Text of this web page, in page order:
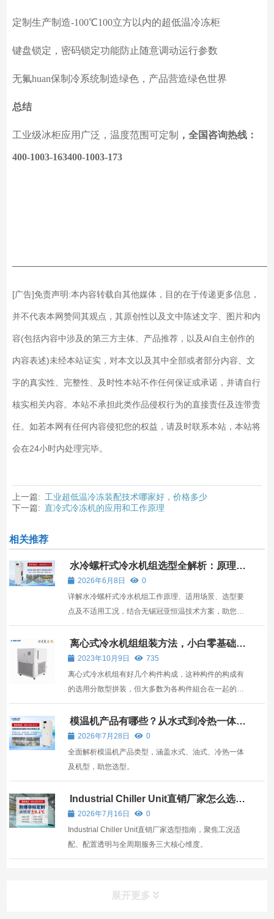
定制生产制造-100℃100立方以内的超低温冷冻柜
键盘锁定，密码锁定功能防止随意调动运行参数
无氟huan保制冷系统制造绿色，产品营造绿色世界
总结
工业级冰柜应用广泛，温度范围可定制 ，全国咨询热线：
400-1003-163400-1003-173
[广告]免责声明:本内容转载自其他媒体，目的在于传递更多信息，
并不代表本网赞同其观点，其原创性以及文中陈述文字、图片和内
容(包括内容中涉及的第三方主体、产品推荐，以及AI自主创作的
内容表述)未经本站证实，对本文以及其中全部或者部分内容、文
字的真实性、完整性、及时性本站不作任何保证或承诺，并请自行
核实相关内容。本站不承担此类作品侵权行为的直接责任及连带责
任。如若本网有任何内容侵犯您的权益，请及时联系本站，本站将
会在24小时内处理完毕。
上一篇: 工业超低温冷冻装配技术哪家好，价格多少
下一篇: 直冷式冷冻机的应用和工作原理
相关推荐
水冷螺杆式冷水机组选型全解析：原理、
场景与冠亚恒温方案指南
2026年6月8日
0
详解水冷螺杆式冷水机组工作原理、适用场景、选型要
点及不适用工况，结合无锡冠亚恒温技术方案，助您科
学决策。
离心式冷水机组组装方法，小白零基础学
会装机
2023年10月9日
735
离心式冷水机组有好几个构件构成，这种构件的构成有
的选用分散型拼装，但大多数为各构件組合在一起的
“组装型”机组。大伙儿了解这离心式冷水机组是如何拼
装的吗？ 下面小编就给大家介绍一下离心式冷水机组组
装方法，相关内容是什么？ 离心式冷水机组组装方法：
⑴ 将制...
模温机产品有哪些？从水式到冷热一体，
全面解析工业温控设备选型指南
2026年7月28日
0
全面解析模温机产品类型，涵盖水式、油式、冷热一体
及机型，助您选型。
Industrial Chiller Unit直销厂家怎么选？
关键看这三点
2026年7月16日
0
Industrial Chiller Unit直销厂家选型指南，聚焦工况适
配、配置透明与全周期服务三大核心维度。
展开更多